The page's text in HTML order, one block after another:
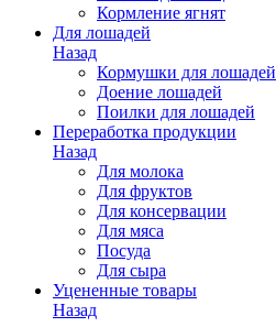
Кормление ягнят
Для лошадей
Назад
Кормушки для лошадей
Доение лошадей
Поилки для лошадей
Переработка продукции
Назад
Для молока
Для фруктов
Для консервации
Для мяса
Посуда
Для сыра
Уцененные товары
Назад